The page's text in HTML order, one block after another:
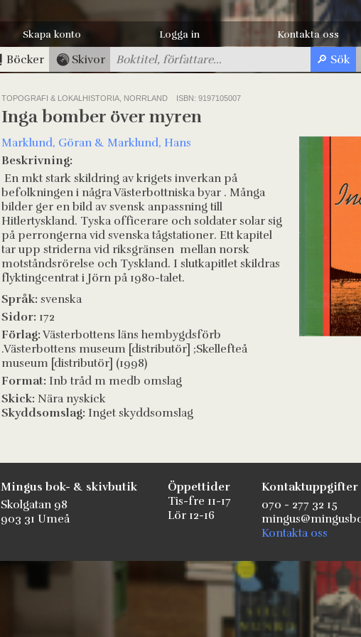
Skapa konto Logga in Kontakta oss
Böcker Skivor
TOPOGRAFI & LOKALHISTORIA, NORRLAND ISBN: 9197105007
Inga bomber över myren
Marklund, Göran & Marklund, Hans
Beskrivning:
En mkt stark skildring av krigets inverkan på
befolkningen i några Västerbottniska byar . Många
bilder ger en bild av svensk anpassning till
Hitlertyskland. Tyska officerare och soldater solar sig
på perrongerna vid svenska tågstationer. Ett kapitel
tar upp striderna vid riksgränsen mellan norsk
motståndsrörelse och Tyskland. I slutkapitlet skildras
flyktingcentrat i Jörn på 1980-talet.
Språk: svenska
Sidor: 172
Förlag:Västerbottens läns hembygdsförb
.Västerbottens museum [distributör] ;Skellefteå
museum [distributör] (1998)
Format: Inb tråd m medb omslag
Skick: Nära nyskick
Skyddsomslag: Inget skyddsomslag
Mingus bok- & skivbutik
Skolgatan 98
903 31 Umeå
Öppettider
Tis-fre 11-17
Lör 12-16
Kontaktuppgifter
070 - 277 32 15
Kontakta oss